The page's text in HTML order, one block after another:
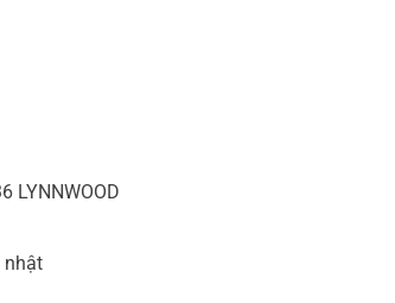
LYNNWOOD
nhật